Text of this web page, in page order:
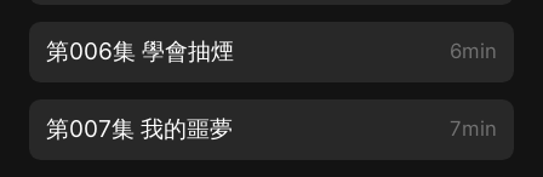
第006集 學會抽煙 6min
第007集 我的噩夢 7min